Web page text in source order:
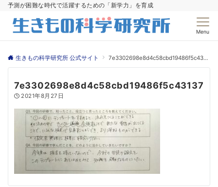
予測が困難な時代で活躍するための「新学力」を育成
Menu
生きもの科学研究所 公式サイト 7e3302698e8d4c58cbd19486f5c43137
7e3302698e8d4c58cbd19486f5c43137
2021年8月27日